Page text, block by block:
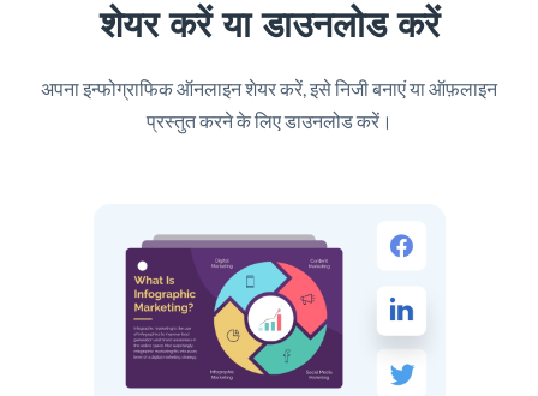
शेयर करें या डाउनलोड करें
अपना इन्फोग्राफिक ऑनलाइन शेयर करें, इसे निजी बनाएं या ऑफ़लाइन
प्रस्तुत करने के लिए डाउनलोड करें।